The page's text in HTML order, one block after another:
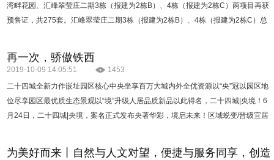
湾畔花园、汇峰翠莹庄二期3栋（报建为2栋B）、4栋（报建为2栋C）两项目再获
预售证，共275套。汇峰翠莹庄二期3栋（报建为2栋B）、4栋（报建为2栋C）总
再一次，骄傲铁西
2019-10-09 14:05:51
1453
二十四城全新力作嵌址园区核心中央坐享百万大城内外全优资源以“央”冠以园区地
位尽享园区最优质生态景观以“境”升级人居品质新品以此得名，二十四城|央境！6
月24日，二十四城|央境，案名正式发布央著华彩，境启未来！区域蜕变/晋级宜居
为美好而来丨自然与人文对望，便捷与服务同享，创造